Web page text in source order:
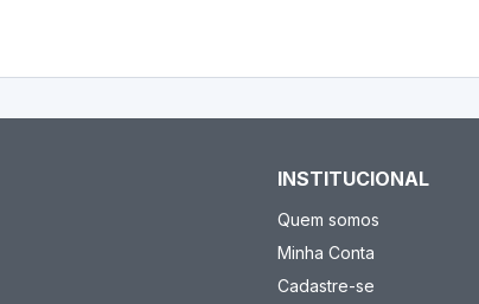
INSTITUCIONAL
Quem somos
Minha Conta
Cadastre-se